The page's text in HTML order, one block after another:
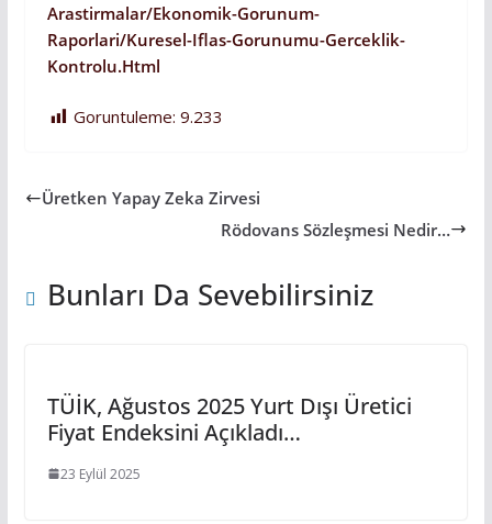
Arastirmalar/ekonomik-Gorunum-
Raporlari/kuresel-Iflas-Gorunumu-Gerceklik-
Kontrolu.html
Goruntuleme: 9.233
Üretken Yapay Zeka Zirvesi
Rödovans Sözleşmesi Nedir…
Bunları Da Sevebilirsiniz
TÜİK, Ağustos 2025 Yurt Dışı Üretici
Fiyat Endeksini Açıkladı…
23 Eylül 2025